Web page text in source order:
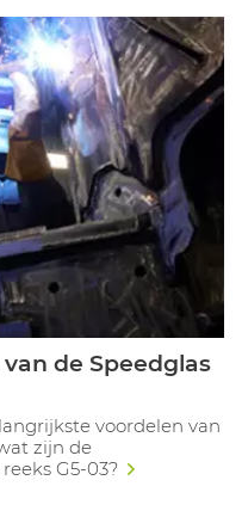
van de Speedglas
voordelen van
zijn de
G5-03?